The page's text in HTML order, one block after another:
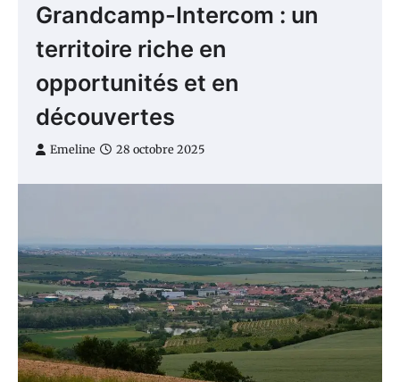
Grandcamp-Intercom : un
territoire riche en
opportunités et en
découvertes
Emeline 28 octobre 2025